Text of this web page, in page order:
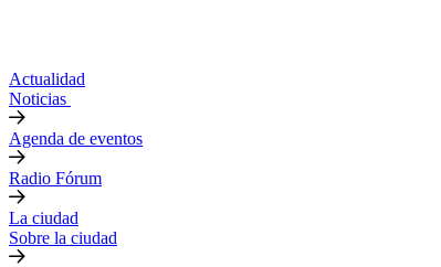
Actualidad
Noticias
Agenda de eventos
Radio Fórum
La ciudad
Sobre la ciudad